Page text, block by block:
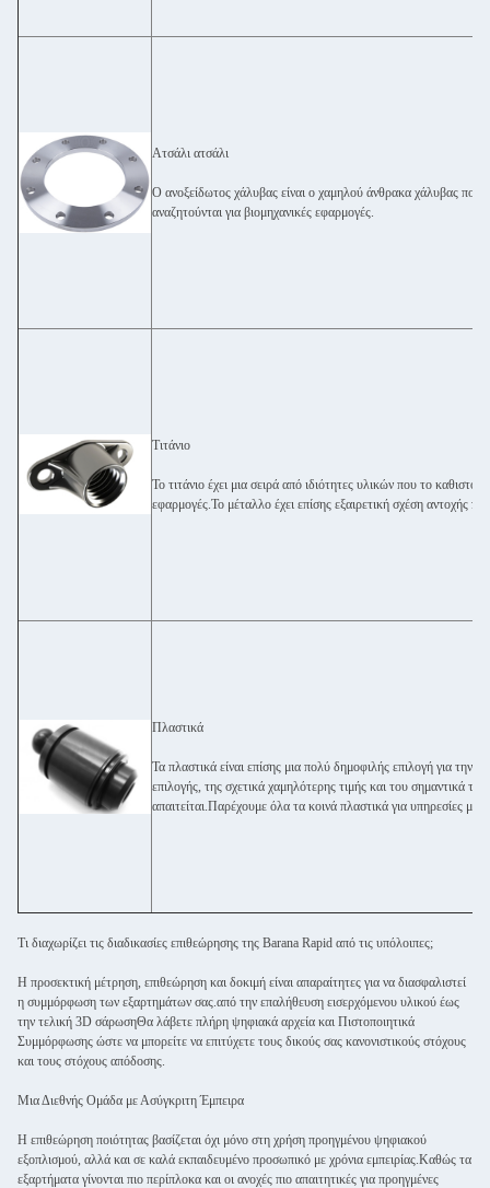
Ατσάλι ατσάλι
Ο ανοξείδωτος χάλυβας είναι ο χαμηλού άνθρακα χάλυβας που
αναζητούνται για βιομηχανικές εφαρμογές.
Τιτάνιο
Το τιτάνιο έχει μια σειρά από ιδιότητες υλικών που το
εφαρμογές.Το μέταλλο έχει επίσης εξαιρετική σχέση αντοχής
Πλαστικά
Τα πλαστικά είναι επίσης μια πολύ δημοφιλής επιλογή για την
επιλογής, της σχετικά χαμηλότερης τιμής και του σημαντικά
απαιτείται.Παρέχουμε όλα τα κοινά πλαστικά για υπηρεσίες
Τι διαχωρίζει τις διαδικασίες επιθεώρησης της Barana Rapid από τις υπόλοιπες;
Η προσεκτική μέτρηση, επιθεώρηση και δοκιμή είναι απαραίτητες για να διασφαλιστεί
η συμμόρφωση των εξαρτημάτων σας.από την επαλήθευση εισερχόμενου υλικού έως
την τελική 3D σάρωσηΘα λάβετε πλήρη ψηφιακά αρχεία και Πιστοποιητικά
Συμμόρφωσης ώστε να μπορείτε να επιτύχετε τους δικούς σας κανονιστικούς στόχους
και τους στόχους απόδοσης.
Μια Διεθνής Ομάδα με Ασύγκριτη Έμπειρα
Η επιθεώρηση ποιότητας βασίζεται όχι μόνο στη χρήση προηγμένου ψηφιακού
εξοπλισμού, αλλά και σε καλά εκπαιδευμένο προσωπικό με χρόνια εμπειρίας.Καθώς τα
εξαρτήματα γίνονται πιο περίπλοκα και οι ανοχές πιο απαιτητικές για προηγμένες